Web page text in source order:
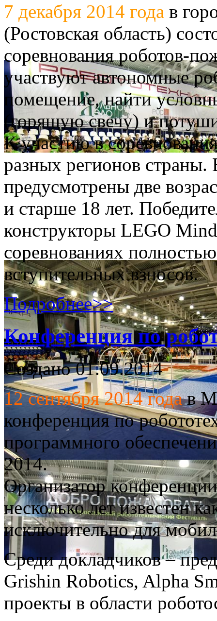
7 декабря 2014 года в
(Ростовская область)
соревнования роботов-
участвуют автономные
помещение, найти
(горящую свечу) и
К участию в
разных регионов страны.
предусмотрены две
и старше 18 лет.
конструкторы LEGO
соревнованиях
вступительных взносов.
Подробнее>>
Конференция по
Создано 01.09.2014
12 сентября 2014 годав
конференция по
программного
2014.
Организатор
несколько лет известен
исключительно для
Среди докладчиков –
Grishin Robotics, Alpha
проекты в области